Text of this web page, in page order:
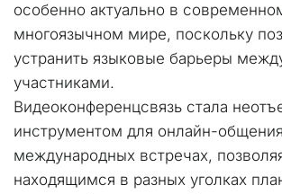
особенно актуально в
многоязычном мире, поскольку
устранить языковые барьеры
участниками.
Видеоконференцсвязь стала
инструментом для онлайн-
международных встречах,
находящимся в разных уголках